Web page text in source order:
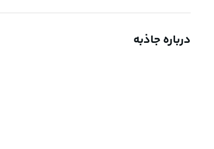
درباره جاذبه